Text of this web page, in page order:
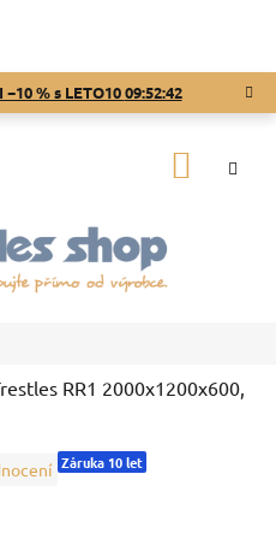
−10 % s LETO1009:52:41
RR1 2000x1200x600,
Záruka 10 let